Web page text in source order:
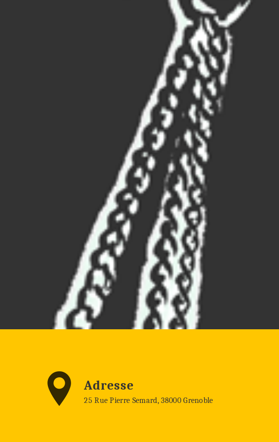
Adresse
25 Rue Pierre Semard, 38000 Grenoble